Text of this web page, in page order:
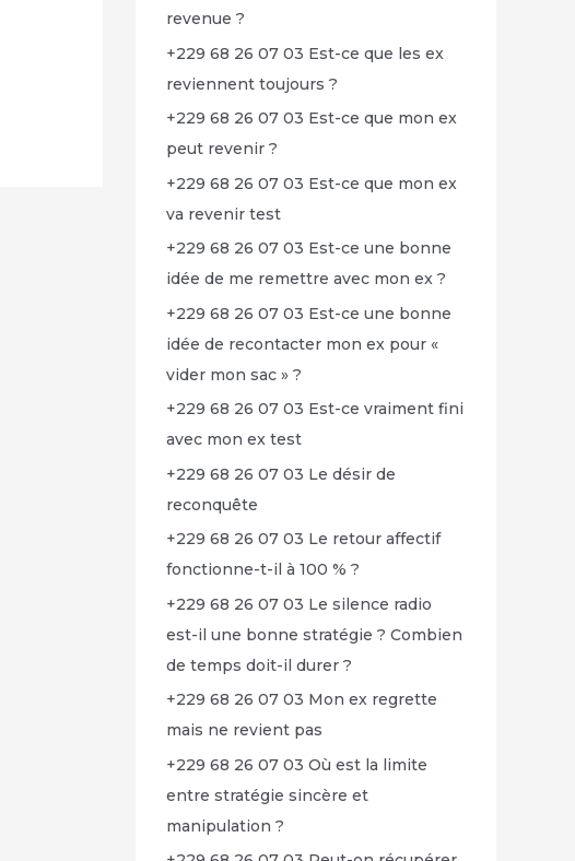
revenue ?
+229 68 26 07 03 Est-ce que les ex
reviennent toujours ?
+229 68 26 07 03 Est-ce que mon ex
peut revenir ?
+229 68 26 07 03 Est-ce que mon ex
va revenir test
+229 68 26 07 03 Est-ce une bonne
idée de me remettre avec mon ex ?
+229 68 26 07 03 Est-ce une bonne
idée de recontacter mon ex pour «
vider mon sac » ?
+229 68 26 07 03 Est-ce vraiment fini
avec mon ex test
+229 68 26 07 03 Le désir de
reconquête
+229 68 26 07 03 Le retour affectif
fonctionne-t-il à 100 % ?
+229 68 26 07 03 Le silence radio
est-il une bonne stratégie ? Combien
de temps doit-il durer ?
+229 68 26 07 03 Mon ex regrette
mais ne revient pas
+229 68 26 07 03 Où est la limite
entre stratégie sincère et
manipulation ?